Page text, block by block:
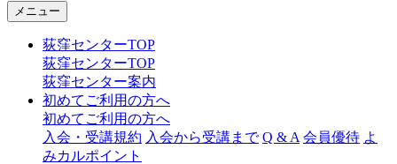
ャ
メニュー
荻窪センターTOP
荻窪センターTOP
荻窪センター案内
初めてご利用の方へ
初めてご利用の方へ
入会・受講規約 入会から受講まで Q & A 会員優待 よ
みカルポイント